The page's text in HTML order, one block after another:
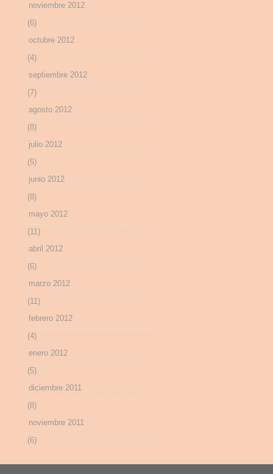
noviembre 2012
(6)
octubre 2012
(4)
septiembre 2012
(7)
agosto 2012
(8)
julio 2012
(5)
junio 2012
(8)
mayo 2012
(11)
abril 2012
(6)
marzo 2012
(11)
febrero 2012
(4)
enero 2012
(5)
diciembre 2011
(8)
noviembre 2011
(6)